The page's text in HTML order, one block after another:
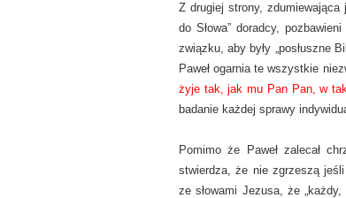
Z drugiej strony,
do Słowa” doradcy,
związku, aby były „posłuszne
Paweł ogarnia te wszystkie
żyje tak, jak mu Pan Pan, w
badanie każdej sprawy
Pomimo że Paweł zalecał
stwierdza, że nie zgrzeszą
ze słowami Jezusa, że